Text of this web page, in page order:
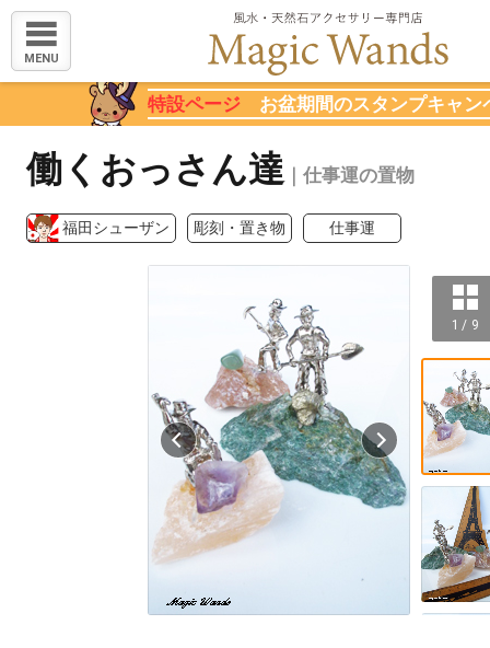
MENU
特設ページ お盆期間のスタンプキャン
働くおっさん達｜仕事運の置物
福田シューザン 彫刻・置き物 仕事運
1 / 9